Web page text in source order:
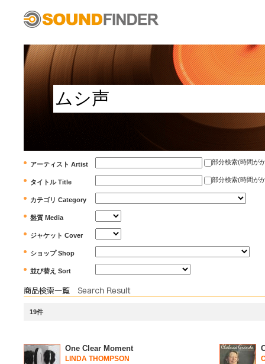
アーティスト Artist 部分検索(時間が
タイトル Title 部分検索(時間が
カテゴリ Category
盤質 Media
ジャケット Cover
ショップ Shop
並び替え Sort
19件
One Clear Moment
LINDA THOMPSON